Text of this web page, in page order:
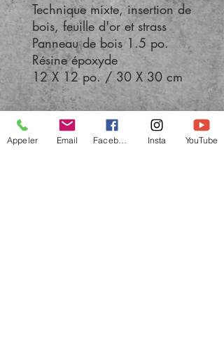
Technique mixte, insertion de
bois, feuille d'or et strass
Panneau de bois 1.5 po.
Résine époxyde
12 X 12 po. / 30 X 30 cm
Appeler Email Insta YouTube